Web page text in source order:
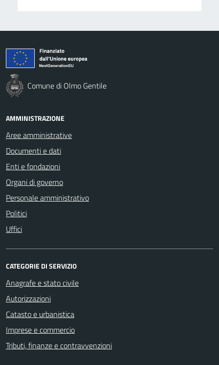
Comune di Olmo Gentile
AMMINISTRAZIONE
Aree amministrative
Documenti e dati
Enti e fondazioni
Organi di governo
Personale amministrativo
Politici
Uffici
CATEGORIE DI SERVIZIO
Anagrafe e stato civile
Autorizzazioni
Catasto e urbanistica
Imprese e commercio
Tributi, finanze e contravvenzioni